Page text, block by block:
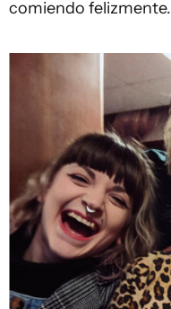
comiendo felizmente.